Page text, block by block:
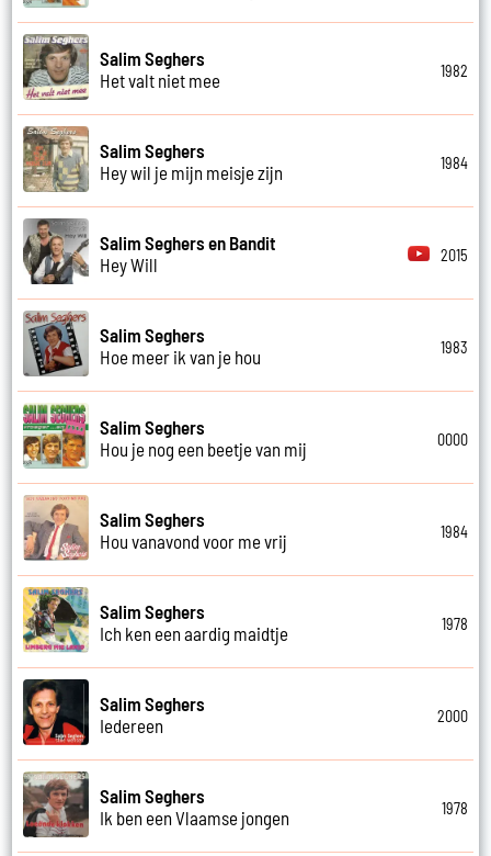
Salim Seghers
Het valt niet mee
1982
Salim Seghers
Hey wil je mijn meisje zijn
1984
Salim Seghers en Bandit
Hey Will
2015
Salim Seghers
Hoe meer ik van je hou
1983
Salim Seghers
Hou je nog een beetje van mij
0000
Salim Seghers
Hou vanavond voor me vrij
1984
Salim Seghers
Ich ken een aardig maidtje
1978
Salim Seghers
Iedereen
2000
Salim Seghers
Ik ben een Vlaamse jongen
1978